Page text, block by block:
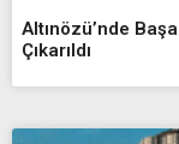
Altınözü’nde
Çıkarıldı